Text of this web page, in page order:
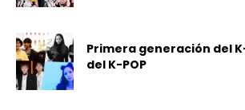
Primera generación del
del K-POP